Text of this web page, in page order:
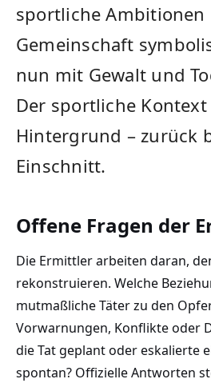
sportliche Ambitionen
Gemeinschaft
nun mit Gewalt und
Der sportliche
Hintergrund – zurück
Einschnitt.
Offene Fragen der
Die Ermittler arbeiten daran,
rekonstruieren. Welche
mutmaßliche Täter zu den
Vorwarnungen, Konflikte oder
die Tat geplant oder eskalierte
spontan? Offizielle Antworten